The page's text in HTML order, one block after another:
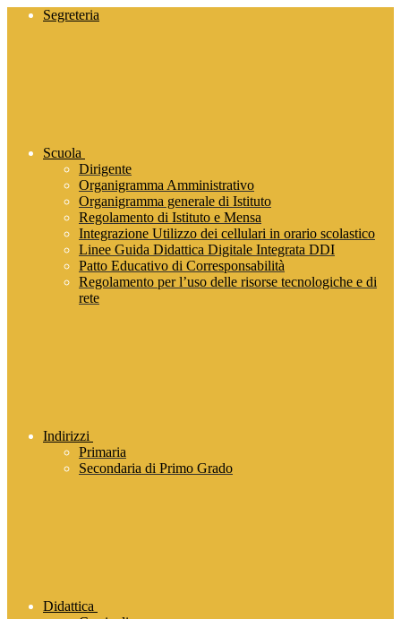
Segreteria
Scuola
Dirigente
Organigramma Amministrativo
Organigramma generale di Istituto
Regolamento di Istituto e Mensa
Integrazione Utilizzo dei cellulari in orario scolastico
Linee Guida Didattica Digitale Integrata DDI
Patto Educativo di Corresponsabilità
Regolamento per l’uso delle risorse tecnologiche e di
rete
Indirizzi
Primaria
Secondaria di Primo Grado
Didattica